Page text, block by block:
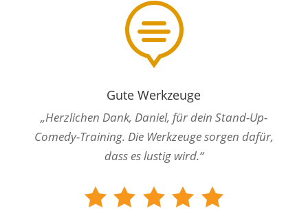

Gute Werkzeuge
„Herzlichen Dank, Daniel, für dein Stand-Up-
Comedy-Training. Die Werkzeuge sorgen dafür,
dass es lustig wird.“